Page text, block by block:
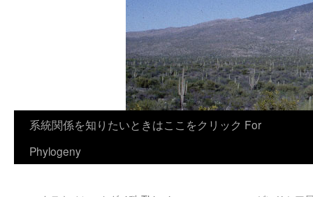
系統関係を知りたいときはここをクリック For
Phylogeny